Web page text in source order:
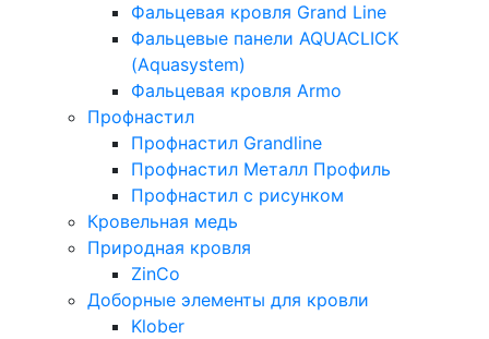
Фальцевая кровля Grand Line
Фальцевые панели AQUACLICK
(Aquasystem)
Фальцевая кровля Armo
Профнастил
Профнастил Grandline
Профнастил Металл Профиль
Профнастил с рисунком
Кровельная медь
Природная кровля
ZinCo
Доборные элементы для кровли
Klober